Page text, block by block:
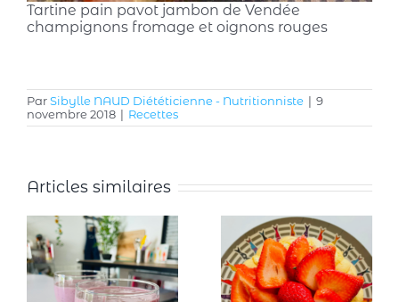
Tartine pain pavot jambon de Vendée
champignons fromage et oignons rouges
ParSibylle NAUD Diététicienne - Nutritionniste | 9
novembre 2018 | Recettes
Articles similaires